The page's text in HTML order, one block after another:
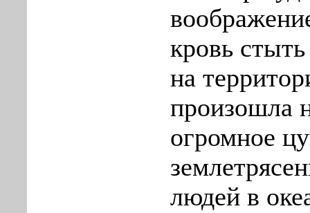
кровь
на
произошла
огромное
людей в